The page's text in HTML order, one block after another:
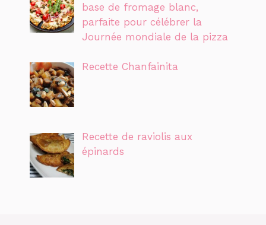
base de fromage blanc,
parfaite pour célébrer la
Journée mondiale de la pizza
Recette Chanfainita
Recette de raviolis aux
épinards